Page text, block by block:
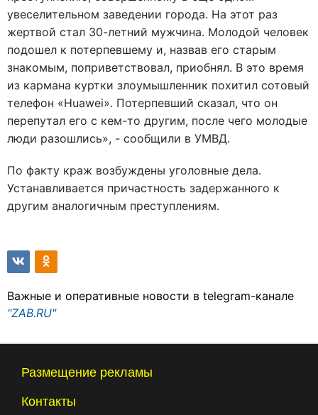
увеселительном заведении города. На этот раз
жертвой стал 30-летний мужчина. Молодой человек
подошел к потерпевшему и, назвав его старым
знакомым, поприветствовал, приобнял. В это время
из кармана куртки злоумышленник похитил сотовый
телефон «Huawei». Потерпевший сказал, что он
перепутал его с кем-то другим, после чего молодые
люди разошлись», - сообщили в УМВД.
По факту краж возбуждены уголовные дела.
Устанавливается причастность задержанного к
другим аналогичным преступлениям.
Важные и оперативные новости в telegram-канале
"ZAB.RU"
Размещение рекламы
Контакты